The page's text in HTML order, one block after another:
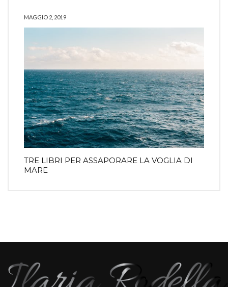
MAGGIO 2, 2019
TRE LIBRI PER ASSAPORARE LA VOGLIA DI
MARE